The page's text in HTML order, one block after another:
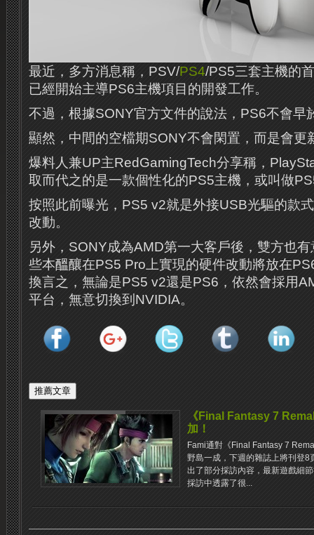
最近，多方消息稱，PSV/PS4/PS5三套主機的
已經開始主導PS6主機項目的開發工作。
不過，根據SONY官方文件的說法，PS6不會早
顯然，中間的空檔期SONY不會閑置，而是會更
爆料人兼UP主RedGamingTech分享稱，
取而代之的是一款個性化的PS5主機，或叫做
按照此前曝光，PS5 v2就是外接USB光驅的款
改動。
另外，SONY成為AMD第一大客戶後，雙方也
些本醞釀在PS5 Pro上實現的硬件改動將放在
換言之，無論是PS5 v2還是PS6，依然會採用
平台，無意切換到NVIDIA。
《Final Fantasy 7
加！
Fami通對《Final Fantasy 7
野島一成，下週的雜誌上將刊登8
出了部分採訪內容，最新遊戲細
採訪中透露了很...